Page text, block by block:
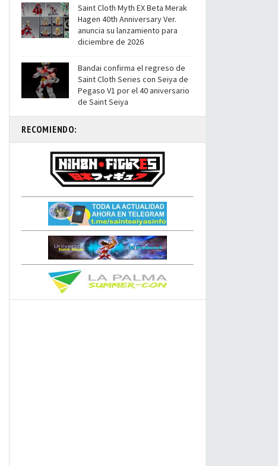
Saint Cloth Myth EX Beta Merak
Hagen 40th Anniversary Ver.
anuncia su lanzamiento para
diciembre de 2026
Bandai confirma el regreso de
Saint Cloth Series con Seiya de
Pegaso V1 por el 40 aniversario
de Saint Seiya
RECOMIENDO: